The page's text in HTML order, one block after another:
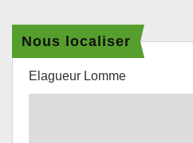
Nous localiser
Elagueur Lomme